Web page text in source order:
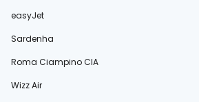
easyJet
Sardenha
Roma Ciampino CIA
Wizz Air